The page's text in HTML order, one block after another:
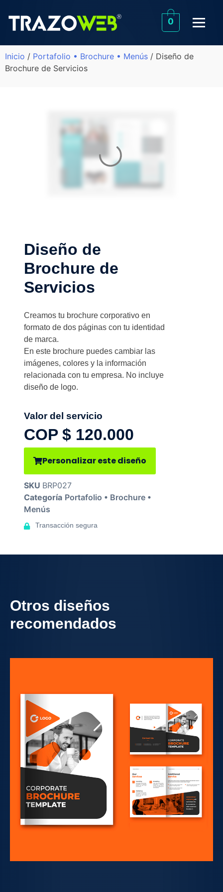
0
Inicio / Portafolio • Brochure • Menús / Diseño de
Brochure de Servicios
Diseño de
Brochure de
Servicios
Creamos tu brochure corporativo en
formato de dos páginas con tu identidad
de marca.
En este brochure puedes cambiar las
imágenes, colores y la información
relacionada con tu empresa. No incluye
diseño de logo.
Valor del servicio
COP $ 120.000
Personalizar este diseño
SKU BRP027
Categoría Portafolio • Brochure •
Menús
Transacción segura
Otros diseños
recomendados